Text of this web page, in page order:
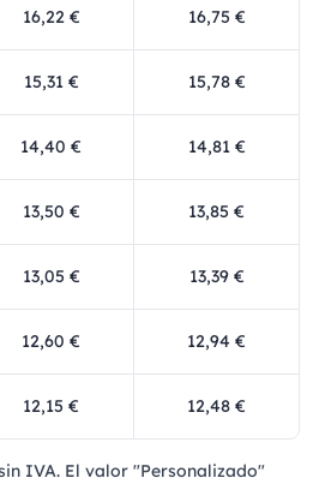
16,22 € 16,75 €
15,31 € 15,78 €
14,40 € 14,81 €
13,50 € 13,85 €
13,05 € 13,39 €
12,60 € 12,94 €
12,15 € 12,48 €
IVA. El valor "Personalizado"